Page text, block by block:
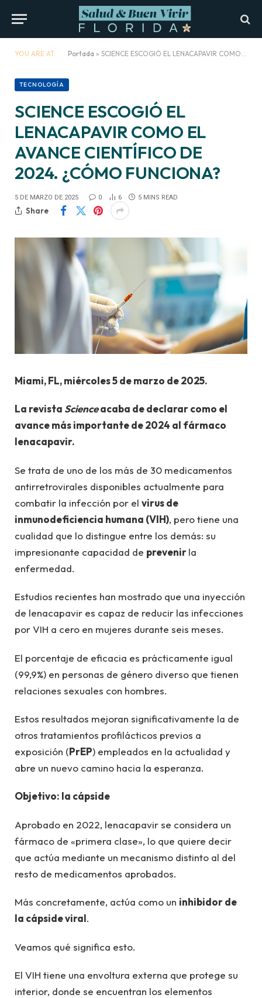
YOU ARE AT: Portada » SCIENCE ESCOGIÓ EL LENACAPAVIR COMO EL AVANCE CIENTÍFICO DE 2024. ¿CÓMO FUNCIONA?
TECNOLOGÍA
SCIENCE ESCOGIÓ EL
LENACAPAVIR COMO EL
AVANCE CIENTÍFICO DE
2024. ¿CÓMO FUNCIONA?
5 DE MARZO DE 2025 0 6 5 MINS READ
Share
Miami, FL, miércoles 5 de marzo de 2025.
La revista Scienceacaba de declarar como el
avance más importante de 2024 al fármaco
lenacapavir.
Se trata de uno de los más de 30 medicamentos
antirretrovirales disponibles actualmente para
combatir la infección por el virus de
inmunodeficiencia humana (VIH), pero tiene una
cualidad que lo distingue entre los demás: su
impresionante capacidad de prevenirla
enfermedad.
Estudios recientes han mostrado que una inyección
de lenacapavir es capaz de reducir las infecciones
por VIH a cero en mujeres durante seis meses.
El porcentaje de eficacia es prácticamente igual
(99,9%) en personas de género diverso que tienen
relaciones sexuales con hombres.
Estos resultados mejoran significativamente la de
otros tratamientos profilácticos previos a
exposición (PrEP) empleados en la actualidad y
abre un nuevo camino hacia la esperanza.
Objetivo: la cápside
Aprobado en 2022, lenacapavir se considera un
fármaco de «primera clase», lo que quiere decir
que actúa mediante un mecanismo distinto al del
resto de medicamentos aprobados.
Más concretamente, actúa como un inhibidor de
la cápside viral.
Veamos qué significa esto.
El VIH tiene una envoltura externa que protege su
interior, donde se encuentran los elementos